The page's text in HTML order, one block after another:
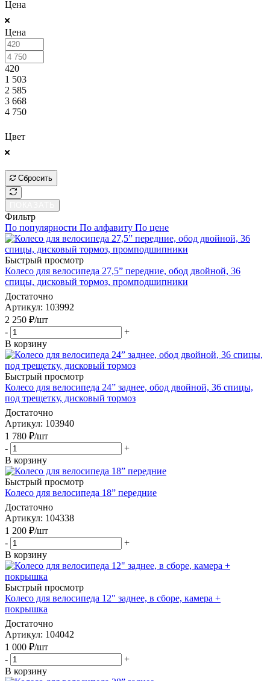
Цена
Цена
420
1 503
2 585
3 668
4 750
Цвет
Сбросить
Фильтр
По популярности По алфавиту По цене
Быстрый просмотр
Колесо для велосипеда 27,5” передние, обод двойной, 36
спицы, дисковый тормоз, промподшипники
Достаточно
Артикул: 103992
2 250 ₽/шт
-
+
В корзину
Быстрый просмотр
Колесо для велосипеда 24” заднее, обод двойной, 36 спицы,
под трещетку, дисковый тормоз
Достаточно
Артикул: 103940
1 780 ₽/шт
-
+
В корзину
Быстрый просмотр
Колесо для велосипеда 18” передние
Достаточно
Артикул: 104338
1 200 ₽/шт
-
+
В корзину
Быстрый просмотр
Колесо для велосипеда 12" заднее, в сборе, камера +
покрышка
Достаточно
Артикул: 104042
1 000 ₽/шт
-
+
В корзину